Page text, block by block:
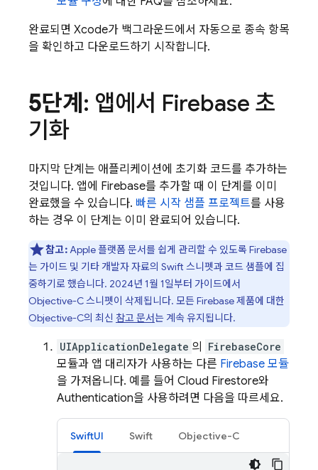
완료되면 Xcode가 백그라운드에서 자동으로 종속 항목
을 확인하고 다운로드하기 시작합니다.
5단계 : 앱에서 Firebase 초
기화
마지막 단계는 애플리케이션에 초기화 코드를 추가하는
것입니다. 앱에 Firebase를 추가할 때 이 단계를 이미
완료했을 수 있습니다. 빠른 시작 샘플 프로젝트를 사용
하는 경우 이 단계는 이미 완료되어 있습니다.
참고:Apple 플랫폼 문서를 쉽게 관리할 수 있도록 Firebase
는 가이드 및 기타 개발자 자료의 Swift 스니펫과 코드 샘플에 집
중하기로 했습니다. 2024년 1월 1일부터 가이드에서
Objective-C 스니펫이 삭제됩니다. 모든 Firebase 제품에 대한
Objective-C의 최신 참고 문서는 계속 유지됩니다.
UIApplicationDelegate 의 FirebaseCore
모듈과 앱 대리자가 사용하는 다른 Firebase 모듈
을 가져옵니다. 예를 들어 Cloud Firestore와
Authentication을 사용하려면 다음을 따르세요.
SwiftUI Swift Objective-C